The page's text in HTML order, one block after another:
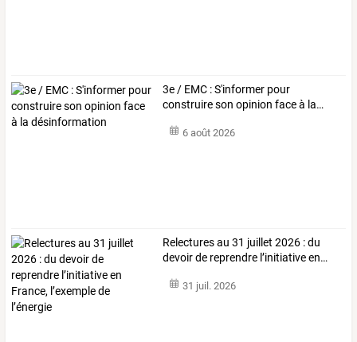
3e / EMC :S'informer pour
construireson opinion faceà la…
6 août 2026
Relecturesau 31 juillet 2026 :du
devoirde reprendre l’initiativeen…
31 juil. 2026